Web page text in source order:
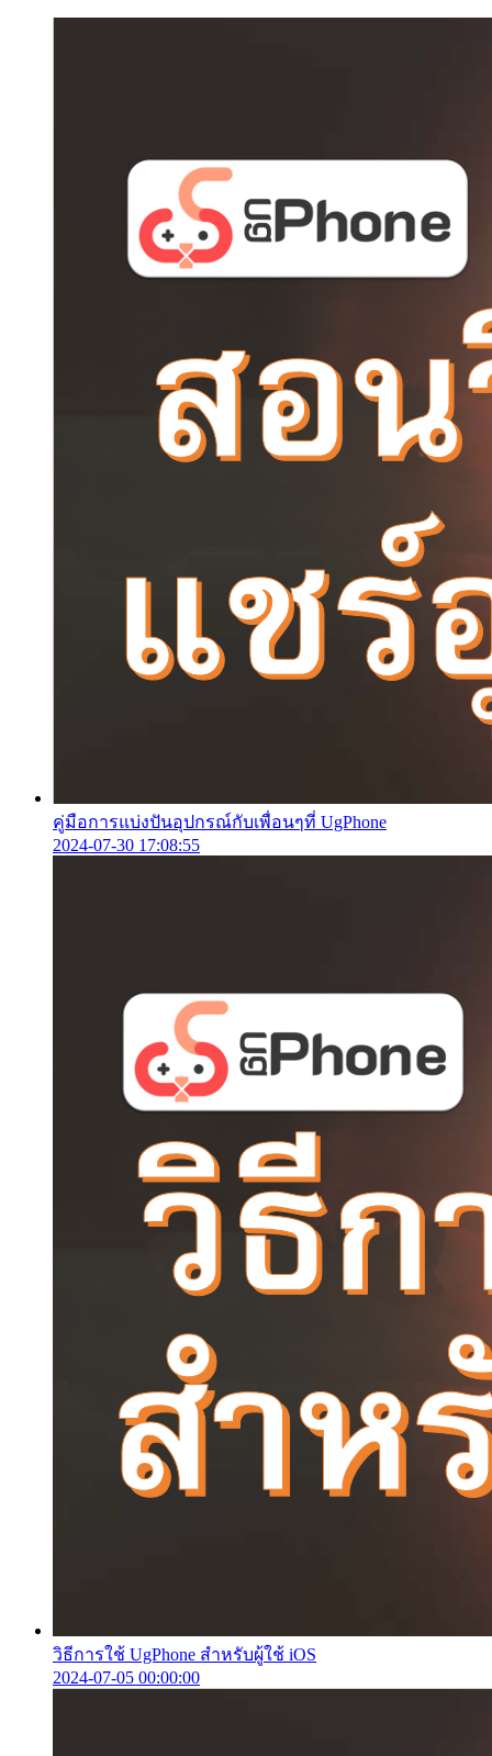
คู่มือการแบ่งปันอุปกรณ์กับเพื่อนๆที่ UgPhone
2024-07-30 17:08:55
วิธีการใช้ UgPhone สำหรับผู้ใช้ iOS
2024-07-05 00:00:00